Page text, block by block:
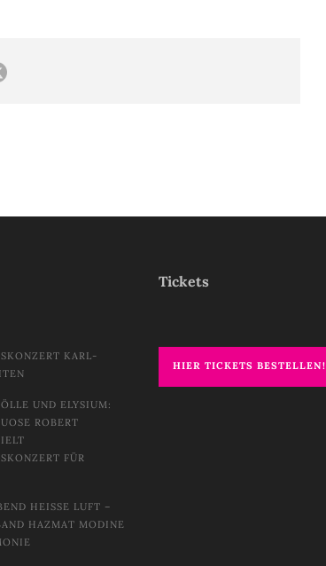
KARL-
UND ELYSIUM:
ROBERT
FÜR
HEISSE LUFT – W
HAZMAT MODINE I
Tickets
HIER TICKETS BESTELLEN!